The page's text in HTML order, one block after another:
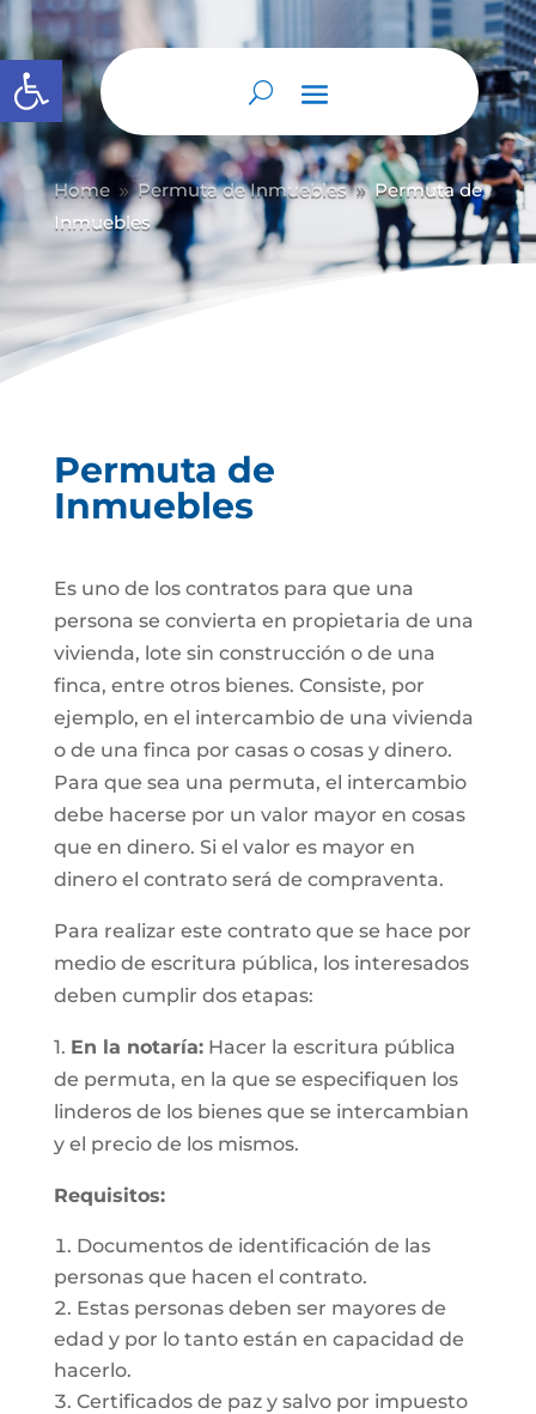
Abrir barra de herramientas
Home 9 Permuta de Inmuebles 9 Permuta de
Inmuebles
Permuta de
Inmuebles
Es uno de los contratos para que una
persona se convierta en propietaria de una
vivienda, lote sin construcción o de una
finca, entre otros bienes. Consiste, por
ejemplo, en el intercambio de una vivienda
o de una finca por casas o cosas y dinero.
Para que sea una permuta, el intercambio
debe hacerse por un valor mayor en cosas
que en dinero. Si el valor es mayor en
dinero el contrato será de compraventa.
Para realizar este contrato que se hace por
medio de escritura pública, los interesados
deben cumplir dos etapas:
1. En la notaría:Hacer la escritura pública
de permuta, en la que se especifiquen los
linderos de los bienes que se intercambian
y el precio de los mismos.
Requisitos:
Documentos de identificación de las
personas que hacen el contrato.
Estas personas deben ser mayores de
edad y por lo tanto están en capacidad de
hacerlo.
Certificados de paz y salvo por impuesto